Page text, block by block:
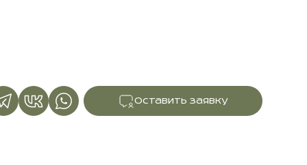
Оставить заявку